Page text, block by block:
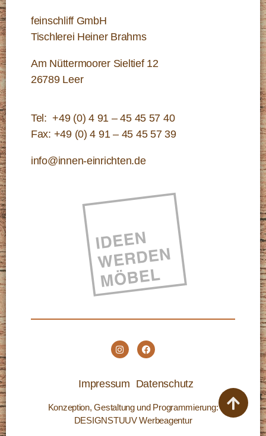
feinschliff GmbH
Tischlerei Heiner Brahms
Am Nüttermoorer Sieltief 12
26789 Leer
Tel:+49 (0) 4 91 – 45 45 57 40
Fax: +49 (0) 4 91 – 45 45 57 39
info@innen-einrichten.de
Impressum Datenschutz
Konzeption, Gestaltung und Programmierung:
DESIGNSTUUV Werbeagentur